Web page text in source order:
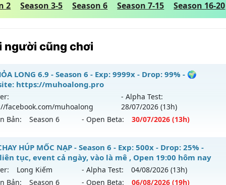
2 Season 3-5 Season 6 Season 7-15 Season 16-20
người cũng chơi
LONG 6.9 - Season 6 - Exp: 9999x - Drop: 99% - 🌍
https://muhoalong.pro
facebook.com/muhoalong
- Alpha Test:
28/07/2026 (13h)
Bản:
Season 6 - Open Beta: 30/07/2026 (13h)
LONG 6.9 - 🌍 Website: https://muhoalong.pro
ra tháng 07 2026 - Mở máy chủ https://facebook.com/
30/07/2626
HÚP MỐC NẠP - Season 6 - Exp: 500x - Drop: 25% -
liên tục, event cả ngày, vào là mê , Open 19:00 hôm nay
Long Kiếm - Alpha Test: 04/08/2026 (13h)
Bản:
Season 6 - Open Beta: 06/08/2026 (19h)